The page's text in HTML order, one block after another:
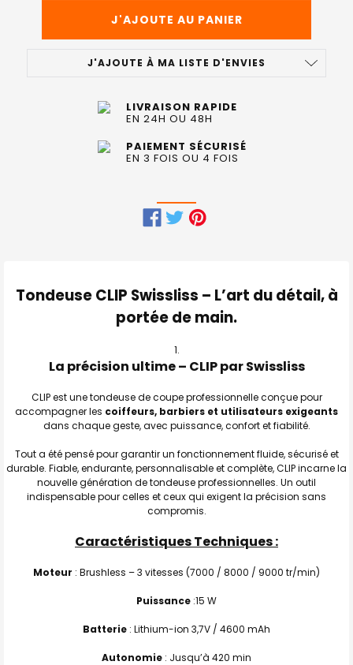
J'AJOUTE À MA LISTE D'ENVIES
LIVRAISON RAPIDE
EN 24H OU 48H
PAIEMENT SÉCURISÉ
EN 3 FOIS OU 4 FOIS
ENSEMBLE
:
LA
SÉLECTION
AU PANIER
Tondeuse CLIP Swissliss – L’art du détail, à
portée de main.
La précision ultime – CLIP par Swissliss
CLIP est une tondeuse de coupe professionnelle conçue pour
accompagner les coiffeurs, barbiers et utilisateurs exigeants
dans chaque geste, avec puissance, confort et fiabilité.
Tout a été pensé pour garantir un fonctionnement fluide, sécurisé et
durable. Fiable, endurante, personnalisable et complète, CLIP incarne la
nouvelle génération de tondeuse professionnelles. Un outil
indispensable pour celles et ceux qui exigent la précision sans
compromis.
Caractéristiques Techniques :
Moteur : Brushless – 3 vitesses (7000 / 8000 / 9000 tr/min)
Puissance :15 W
Batterie : Lithium-ion 3,7V / 4600 mAh
Autonomie : Jusqu’à 420 min